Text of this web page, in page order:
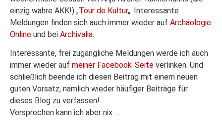
einzig wahre AKK!) „Tour de Kultur„. Interessante
Meldungen finden sich auch immer wieder auf Archäologie
Online und bei Archivalia.
Interessante, frei zugängliche Meldungen werde ich auch
immer wieder auf meiner Facebook-Seite verlinken. Und
schließlich beende ich diesen Beitrag mit einem neuen
guten Vorsatz, nämlich wieder häufiger Beiträge für
dieses Blog zu verfassen!
Versprechen kann ich aber nix …